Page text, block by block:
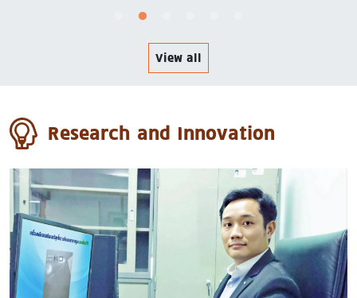
View all
Research and Innovation